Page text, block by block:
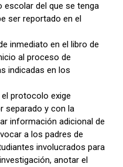
del que se tenga
ser reportado en el
inmediato en el libro de
al proceso de
indicadas en los
protocolo exige
separado y con la
información adicional de
a los padres de
involucrados para
anotar el